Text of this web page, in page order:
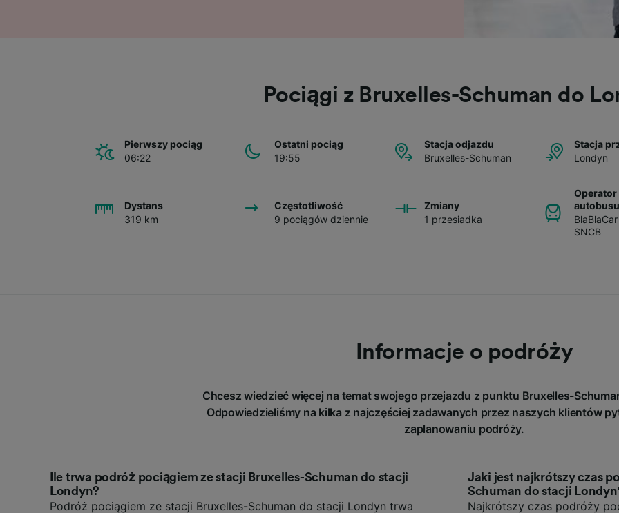
Pociągi z Bruxelles-Schuman do
Pierwszy pociąg
06:22
Ostatni pociąg
19:55
Stacja odjazdu
Bruxelles-Schuman
Stacja
Londyn
Dystans
319 km
Częstotliwość
9 pociągów dziennie
Zmiany
1 przesiadka
autobusu
SNCB
Informacje o podróży
Chcesz wiedzieć więcej na temat swojego przejazdu z punktu Bruxelles-
Odpowiedzieliśmy na kilka z najczęściej zadawanych przez naszych klientów
zaplanowaniu podróży.
Ile trwa podróż pociągiem ze stacji Bruxelles-Schuman do stacji
Londyn?
Podróż pociągiem ze stacji Bruxelles-Schuman do stacji Londyn trwa
Jaki jest najkrótszy czas
Schuman do stacji
Najkrótszy czas podróży